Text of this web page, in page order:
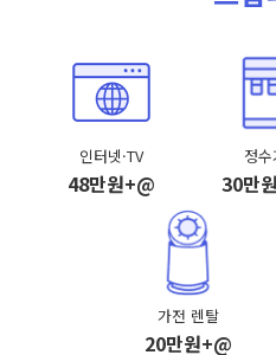
인터넷·TV
48만원+@
정수
30만
가전 렌탈
20만원+@